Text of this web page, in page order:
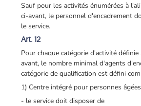
Sauf pour les activités énumérées à
ci-avant, le personnel d'encadrement
le service.
Art. 12
Pour chaque catégorie d'activité
avant, le nombre minimal d'agents
catégorie de qualification est défini
1) Centre intégré pour personnes âgées
- le service doit disposer de